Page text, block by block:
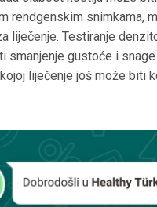
rendgenskim snimkama,
liječenje. Testiranje
smanjenje gustoće i
liječenje još može biti